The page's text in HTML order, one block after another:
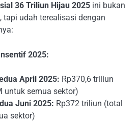
36 Triliun Hijau 2025 ini bukan
udah terealisasi dengan
2025:
April 2025: Rp370,6 triliun
untuk semua sektor)
Juni 2025: Rp372 triliun (total
sektor)